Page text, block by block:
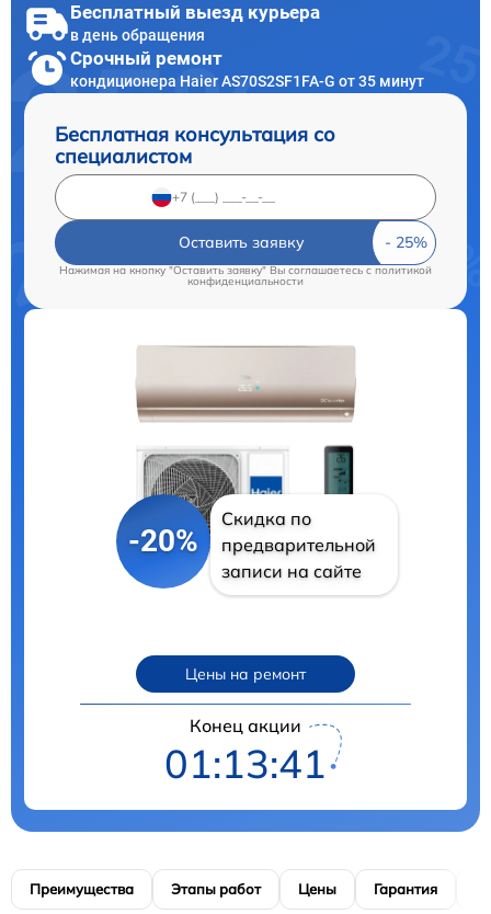
Бесплатный выезд курьера
в день обращения
Срочный ремонт
кондиционера Haier AS70S2SF1FA-G от 35 минут
Бесплатная консультация со
специалистом
Оставить заявку
Нажимая на кнопку "Оставить заявку" Вы соглашаетесь cполитикой
конфиденциальности
-20%
Скидка по
предварительной
записи на сайте
Цены на ремонт
Конец акции
01:13:40
Преимущества Этапы работ Цены Гарантия